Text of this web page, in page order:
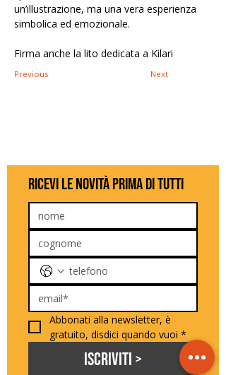
un’illustrazione, ma una vera esperienza
simbolica ed emozionale.
Firma anche la lito dedicata a Kilari
Previous Next
ricevi le novità prima di tutti
Abbonati alla newsletter, è
gratuito, disdici quando vuoi *
Iscriviti >